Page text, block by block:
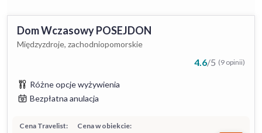
Dom Wczasowy POSEJDON
Międzyzdroje, zachodniopomorskie
4.6/5 (9 opinii)
Różne opcje wyżywienia
Bezpłatna anulacja
Cena w obiekcie:
Cena Travelist: